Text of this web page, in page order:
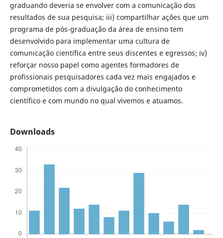
graduando deveria se envolver com a comunicação dos
resultados de sua pesquisa; iii) compartilhar ações que um
programa de pós-graduação da área de ensino tem
desenvolvido para implementar uma cultura de
comunicação científica entre seus discentes e egressos; iv)
reforçar nosso papel como agentes formadores de
profissionais pesquisadores cada vez mais engajados e
comprometidos com a divulgação do conhecimento
científico e com mundo no qual vivemos e atuamos.
Downloads